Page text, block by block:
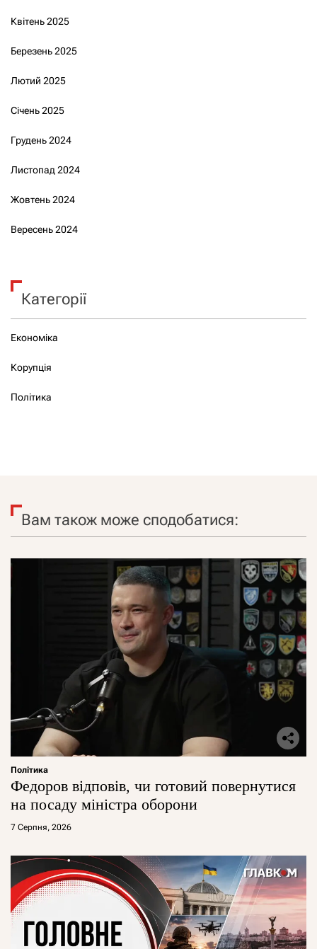
Квітень 2025
Березень 2025
Лютий 2025
Січень 2025
Грудень 2024
Листопад 2024
Жовтень 2024
Вересень 2024
Категорії
Економіка
Корупція
Політика
Вам також може сподобатися:
Політика
Федоров відповів, чи готовий повернутися
на посаду міністра оборони
7 Серпня, 2026